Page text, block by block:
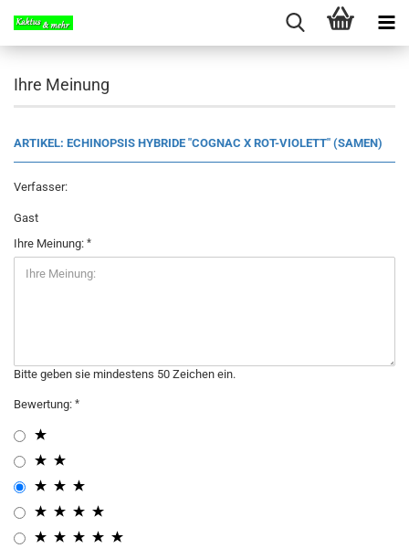
Ihre Meinung
ARTIKEL: ECHINOPSIS HYBRIDE "COGNAC X ROT-VIOLETT" (SAMEN)
Verfasser:
Gast
Ihre Meinung:
Bitte geben sie mindestens 50 Zeichen ein.
Bewertung: